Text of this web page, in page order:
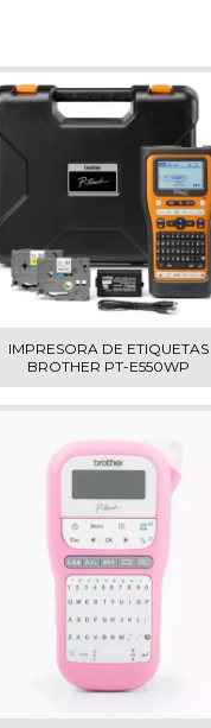
IMPRESORA DE ETIQUETAS
BROTHER PT-E550WP